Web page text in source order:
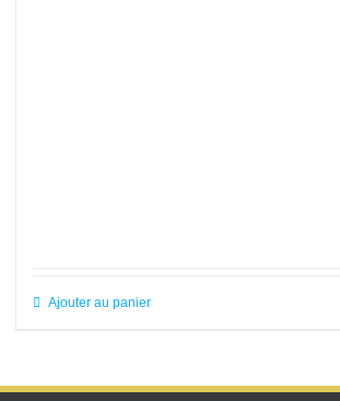
Ajouter au panier